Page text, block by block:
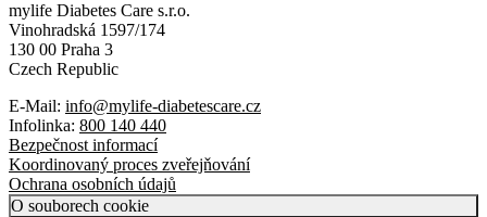
mylife Diabetes Care s.r.o.
Vinohradská 1597/174
130 00 Praha 3
Czech Republic
E-Mail: info@mylife-diabetescare.cz
Infolinka: 800 140 440
Bezpečnost informací
Koordinovaný proces zveřejňování
Ochrana osobních údajů
O souborech cookie